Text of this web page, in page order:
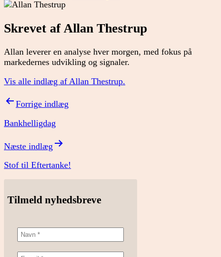
Skrevet af Allan Thestrup
Allan leverer en analyse hver morgen, med fokus på
markedernes udvikling og signaler.
Vis alle indlæg af Allan Thestrup.
Indlægsnavigation
Forrige indlæg
Bankhelligdag
Næste indlæg
Stof til Eftertanke!
Tilmeld nyhedsbreve